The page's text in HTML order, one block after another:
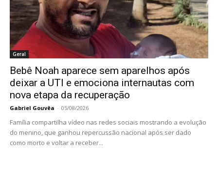
Geral
Bebê Noah aparece sem aparelhos após
deixar a UTI e emociona internautas com
nova etapa da recuperação
Gabriel Gouvêa - 05/08/2026
Família compartilha vídeo nas redes sociais mostrando a evolução
do menino, que ganhou repercussão nacional após ser dado
como morto e voltar a receber...